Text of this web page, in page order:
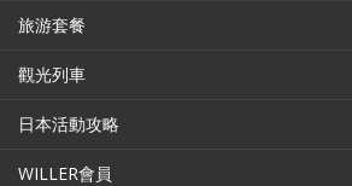
旅游套餐
觀光列車
日本活動攻略
WILLER會員